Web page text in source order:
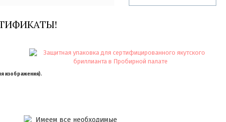
изображения).